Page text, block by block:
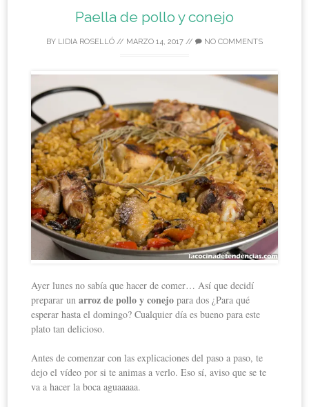
Paella de pollo y conejo
BY LIDIA ROSELLÓ // MARZO 14, 2017 // NO COMMENTS
Ayer lunes no sabía que hacer de comer… Así que decidí
preparar un arroz de pollo y conejo para dos ¿Para qué
esperar hasta el domingo? Cualquier día es bueno para este
plato tan delicioso.
Antes de comenzar con las explicaciones del paso a paso, te
dejo el vídeo por si te animas a verlo. Eso sí, aviso que se te
va a hacer la boca aguaaaaa.